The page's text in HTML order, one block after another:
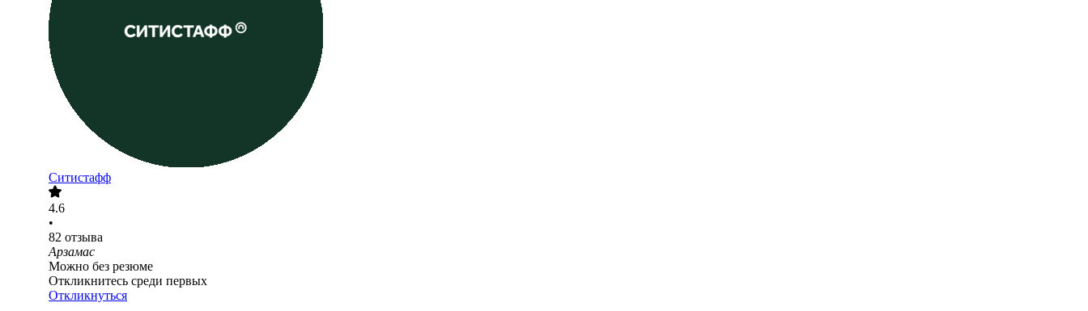
Ситистафф
4.6
•
82 отзыва
Арзамас
Можно без резюме
Откликнитесь среди первых
Откликнуться